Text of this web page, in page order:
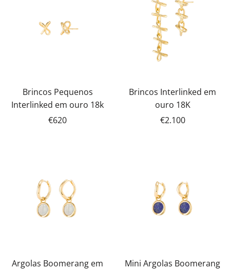
Brincos Pequenos
Interlinked em ouro 18k
€620
Brincos Interlinked em
ouro 18K
€2.100
Argolas Boomerang em
Mini Argolas Boomerang